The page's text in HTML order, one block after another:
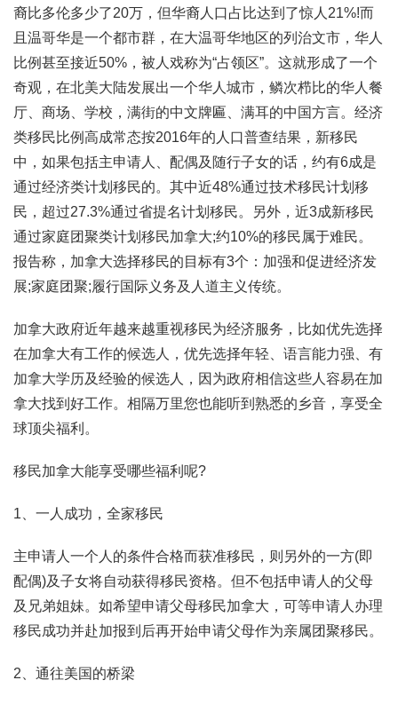
裔比多伦多少了20万，但华裔人口占比达到了惊人21%!而
且温哥华是一个都市群，在大温哥华地区的列治文市，华人
比例甚至接近50%，被人戏称为“占领区”。这就形成了一个
奇观，在北美大陆发展出一个华人城市，鳞次栉比的华人餐
厅、商场、学校，满街的中文牌匾、满耳的中国方言。经济
类移民比例高成常态按2016年的人口普查结果，新移民
中，如果包括主申请人、配偶及随行子女的话，约有6成是
通过经济类计划移民的。其中近48%通过技术移民计划移
民，超过27.3%通过省提名计划移民。另外，近3成新移民
通过家庭团聚类计划移民加拿大;约10%的移民属于难民。
报告称，加拿大选择移民的目标有3个：加强和促进经济发
展;家庭团聚;履行国际义务及人道主义传统。
加拿大政府近年越来越重视移民为经济服务，比如优先选择
在加拿大有工作的候选人，优先选择年轻、语言能力强、有
加拿大学历及经验的候选人，因为政府相信这些人容易在加
拿大找到好工作。相隔万里您也能听到熟悉的乡音，享受全
球顶尖福利。
移民加拿大能享受哪些福利呢?
1、一人成功，全家移民
主申请人一个人的条件合格而获准移民，则另外的一方(即
配偶)及子女将自动获得移民资格。但不包括申请人的父母
及兄弟姐妹。如希望申请父母移民加拿大，可等申请人办理
移民成功并赴加报到后再开始申请父母作为亲属团聚移民。
2、通往美国的桥梁